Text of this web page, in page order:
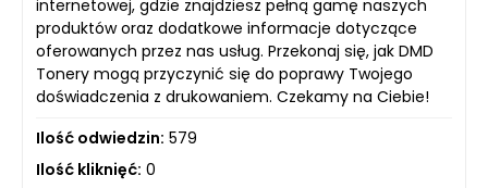
internetowej, gdzie znajdziesz pełną gamę naszych
produktów oraz dodatkowe informacje dotyczące
oferowanych przez nas usług. Przekonaj się, jak DMD
Tonery mogą przyczynić się do poprawy Twojego
doświadczenia z drukowaniem. Czekamy na Ciebie!
Ilość odwiedzin: 579
Ilość kliknięć: 0